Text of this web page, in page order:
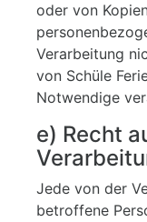
oder von
Verarbeitung
von Schüle
Notwendige
e) Recht
Jede von der
betroffene